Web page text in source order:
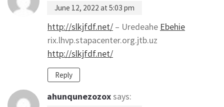
June 12, 2022 at 5:03 pm
http://slkjfdf.net/ – Uredeahe Ebehie
rix.lhvp.stapacenter.org.jtb.uz
http://slkjfdf.net/
Reply
ahunqunezozoxsays: